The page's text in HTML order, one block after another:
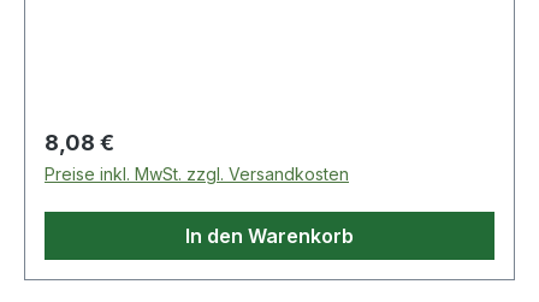
Regulärer Preis:
8,08 €
Preise inkl. MwSt. zzgl. Versandkosten
In den Warenkorb